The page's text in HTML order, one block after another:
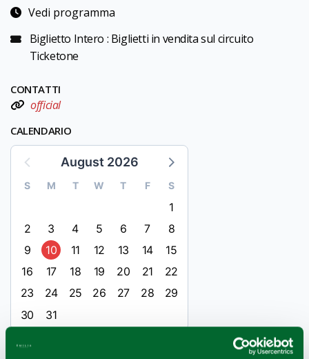
Vedi programma
Biglietto Intero : Biglietti in vendita sul circuito
Ticketone
CONTATTI
official
CALENDARIO
August 2026
S M T W T F S
1
2
3 4 5 6 7
8
9
10 11 12 13 14
15
16
17 18 19 20 21
22
23
24 25 26 27 28
29
30
31